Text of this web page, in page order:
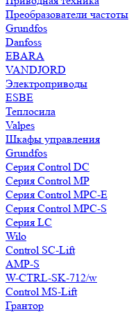
Преобразователи частоты
Grundfos
Danfoss
EBARA
VANDJORD
Электроприводы
ESBE
Теплосила
Valpes
Шкафы управления
Grundfos
Серия Control DC
Серия Control MP
Серия Control MPC-E
Серия Control MPC-S
Серия LC
Wilo
Control SC-Lift
AMP-S
W-CTRL-SK-712/w
Control MS-Lift
Грантор